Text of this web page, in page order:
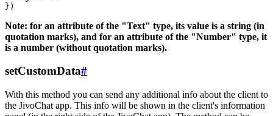
Note: for an attribute of the "Text" type, its value is a string (in
quotation marks), and for an attribute of the "Number" type, it
is a number (without quotation marks).
setCustomData#
With this method you can send any additional info about the client to
the JivoChat app. This info will be shown in the client's information